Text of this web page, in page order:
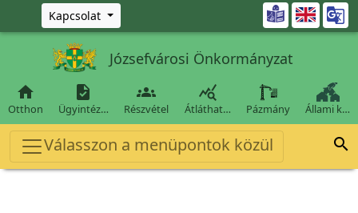
Ugrás a fő tartalomra
Kapcsolat 
Józsefvárosi Önkormányzat

Otthon

Ügyintéz…

Részvétel

Átláthat… Pázmány Állami k…
Válasszon a menüpontok közül 